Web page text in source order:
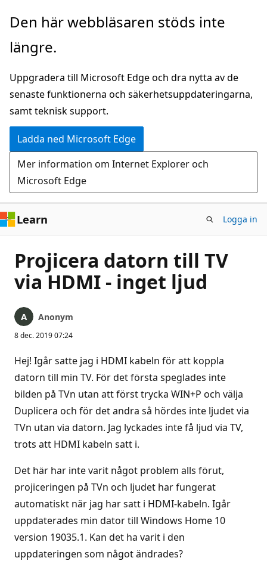
Hoppa
huvudinnehåll
Den här webbläsaren stöds inte
längre.
Uppgradera till Microsoft Edge och dra nytta av de
senaste funktionerna och säkerhetsuppdateringarna,
samt teknisk support.
Ladda ned Microsoft Edge
Mer information om Internet Explorer och
Microsoft Edge
Learn Logga in
Projicera datorn till TV
via HDMI - inget ljud
Anonym
8 dec. 2019 07:24
Hej! Igår satte jag i HDMI kabeln för att koppla
datorn till min TV. För det första speglades inte
bilden på TVn utan att först trycka WIN+P och välja
Duplicera och för det andra så hördes inte ljudet via
TVn utan via datorn. Jag lyckades inte få ljud via TV,
trots att HDMI kabeln satt i.
Det här har inte varit något problem alls förut,
projiceringen på TVn och ljudet har fungerat
automatiskt när jag har satt i HDMI-kabeln. Igår
uppdaterades min dator till Windows Home 10
version 19035.1. Kan det ha varit i den
uppdateringen som något ändrades?